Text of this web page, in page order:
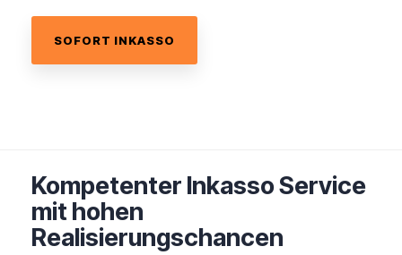
SOFORT INKASSO
Kompetenter Inkasso Service
mit hohen
Realisierungschancen